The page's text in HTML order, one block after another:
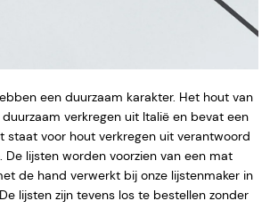
een duurzaam karakter. Het hout van
verkregen uit Italië en bevat een
staat voor hout verkregen uit verantwoord
De lijsten worden voorzien van een mat
de hand verwerkt bij onze lijstenmaker in
lijsten zijn tevens los te bestellen zonder